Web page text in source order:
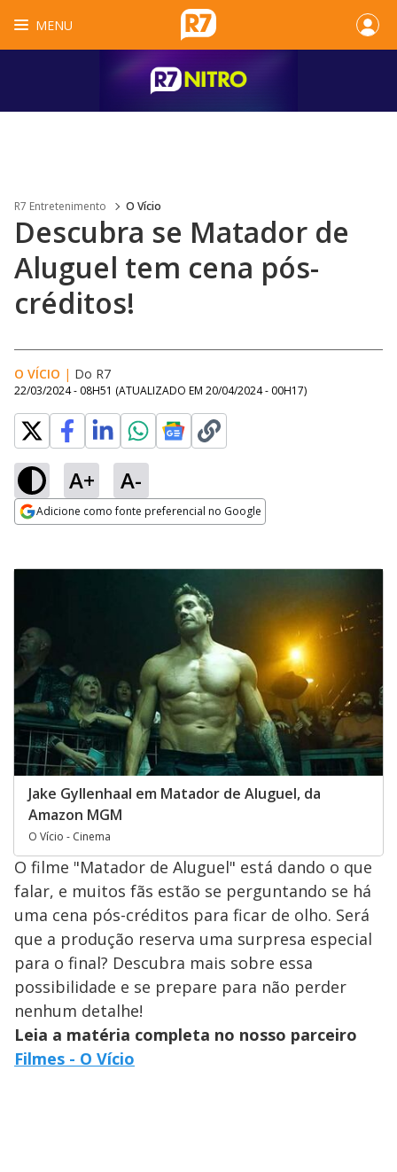
MENU
R7 Entretenimento O Vício
Descubra se Matador de
Aluguel tem cena pós-
créditos!
O VÍCIO | Do R7
22/03/2024 - 08H51 (ATUALIZADO EM 20/04/2024 - 00H17)
A+ A-
Adicione como fonte preferencial no Google
Jake Gyllenhaal em Matador de Aluguel, da
Amazon MGM
O Vício - Cinema
O filme "Matador de Aluguel" está dando o que
falar, e muitos fãs estão se perguntando se há
uma cena pós-créditos para ficar de olho. Será
que a produção reserva uma surpresa especial
para o final? Descubra mais sobre essa
possibilidade e se prepare para não perder
nenhum detalhe!
Leia a matéria completa no nosso parceiro
Filmes - O Vício